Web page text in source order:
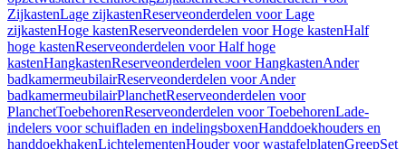
ZijkastenLage zijkastenReserveonderdelen voor Lage
zijkastenHoge kastenReserveonderdelen voor Hoge kastenHalf
hoge kastenReserveonderdelen voor Half hoge
kastenHangkastenReserveonderdelen voor HangkastenAnder
badkamermeubilairReserveonderdelen voor Ander
badkamermeubilairPlanchetReserveonderdelen voor
PlanchetToebehorenReserveonderdelen voor ToebehorenLade-
indelers voor schuifladen en indelingsboxenHanddoekhouders en
handdoekhakenLichtelementenHouder voor wastafelplatenGreepSet